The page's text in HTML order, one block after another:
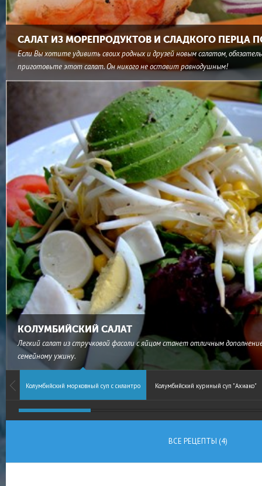
САЛАТ ИЗ МОРЕПРОДУКТОВ И СЛАДКОГО ПЕРЦА
Если Вы хотите удивить своих родных и друзей новым салатом,
приготовьте этот салат. Он никого не оставит равнодушным!
КОЛУМБИЙСКИЙ САЛАТ
Легкий салат из стручковой фасоли с яйцом станет отличным
семейному ужину.
Колумбийский морковный суп с силантро Колумбийский куриный суп "Ахиако"
ВСЕ РЕЦЕПТЫ (4)